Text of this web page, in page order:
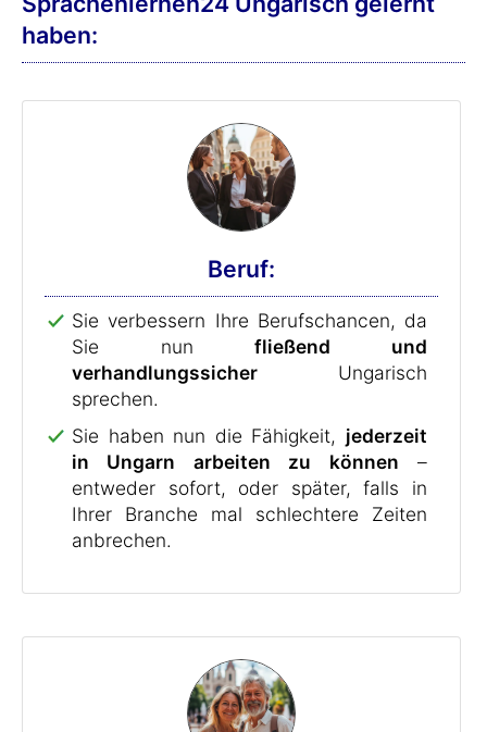
haben:
Beruf:
Sie verbessern Ihre Berufschancen, da
Sie nunfließend und
verhandlungssicher Ungarisch
sprechen.
Sie haben nun die Fähigkeit, jederzeit
in Ungarn arbeiten zu können –
entweder sofort, oder später, falls in
Ihrer Branche mal schlechtere Zeiten
anbrechen.